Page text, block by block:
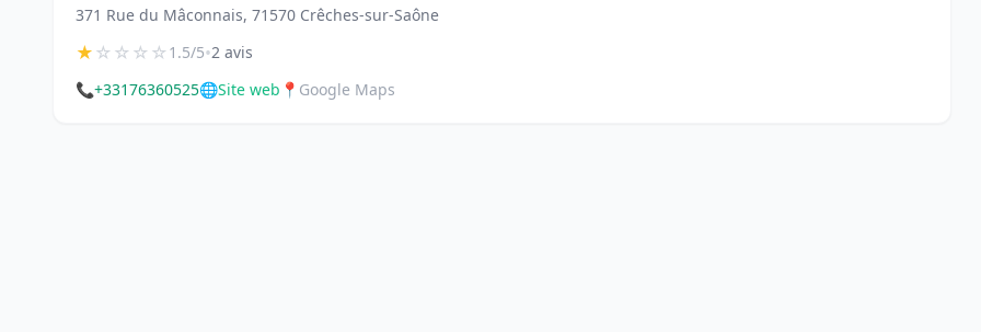
371 Rue du Mâconnais, 71570 Crêches-sur-Saône
★☆☆☆☆1.5/5•2 avis
📞+33176360525🌐Site web 📍 Google Maps